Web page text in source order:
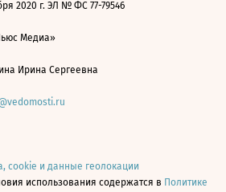
2020 г. ЭЛ № ФС 77-79546
Медиа»
Ирина Сергеевна
cookie и данные геолокации
использования содержатся в Политике